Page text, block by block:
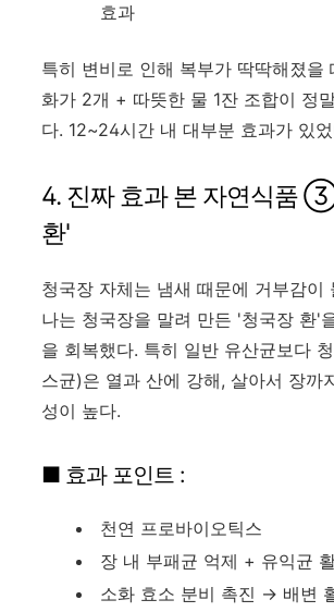
효과
특히 변비로 인해 복부가 딱딱해졌을
화가 2개 + 따뜻한 물 1잔 조합이 정
다. 12~24시간 내 대부분 효과가 있
4. 진짜 효과 본 자연식품
환'
청국장 자체는 냄새 때문에 거부감이
나는 청국장을 말려 만든 '청국장 환'
을 회복했다. 특히 일반 유산균보다
스균)은 열과 산에 강해, 살아서 장까
성이 높다.
■ 효과 포인트 :
천연 프로바이오틱스
장 내 부패균 억제 + 유익균
소화 효소 분비 촉진 → 배변